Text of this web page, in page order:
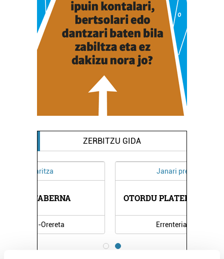
ZERBITZU GIDA
OTORDU PLATER PRESTATUAK